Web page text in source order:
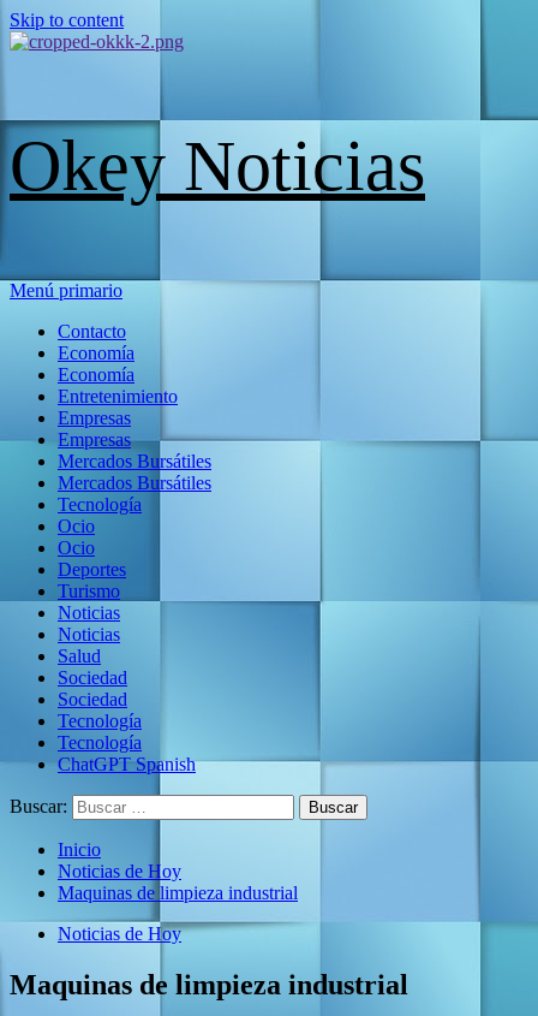
Skip to content
Okey Noticias
Menú primario
Contacto
Economía
Economía
Entretenimiento
Empresas
Empresas
Mercados Bursátiles
Mercados Bursátiles
Tecnología
Ocio
Ocio
Deportes
Turismo
Noticias
Noticias
Salud
Sociedad
Sociedad
Tecnología
Tecnología
ChatGPT Spanish
Buscar:
Inicio
Noticias de Hoy
Maquinas de limpieza industrial
Noticias de Hoy
Maquinas de limpieza industrial